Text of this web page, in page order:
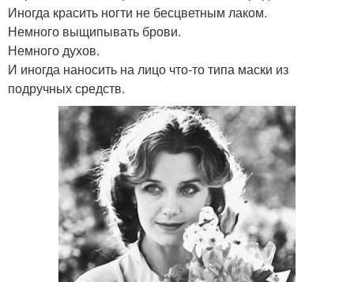
Иногда красить ногти не бесцветным лаком.
Немного выщипывать брови.
Немного духов.
И иногда наносить на лицо что-то типа маски из
подручных средств.